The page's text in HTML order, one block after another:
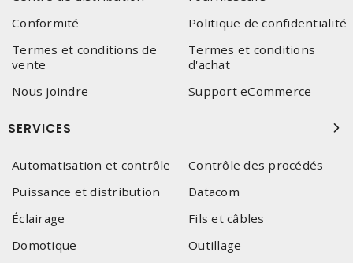
Conformité
Politique de confidentialité
Termes et conditions de
vente
Termes et conditions
d'achat
Nous joindre
Support eCommerce
SERVICES
Automatisation et contrôle
Contrôle des procédés
Puissance et distribution
Datacom
Éclairage
Fils et câbles
Domotique
Outillage